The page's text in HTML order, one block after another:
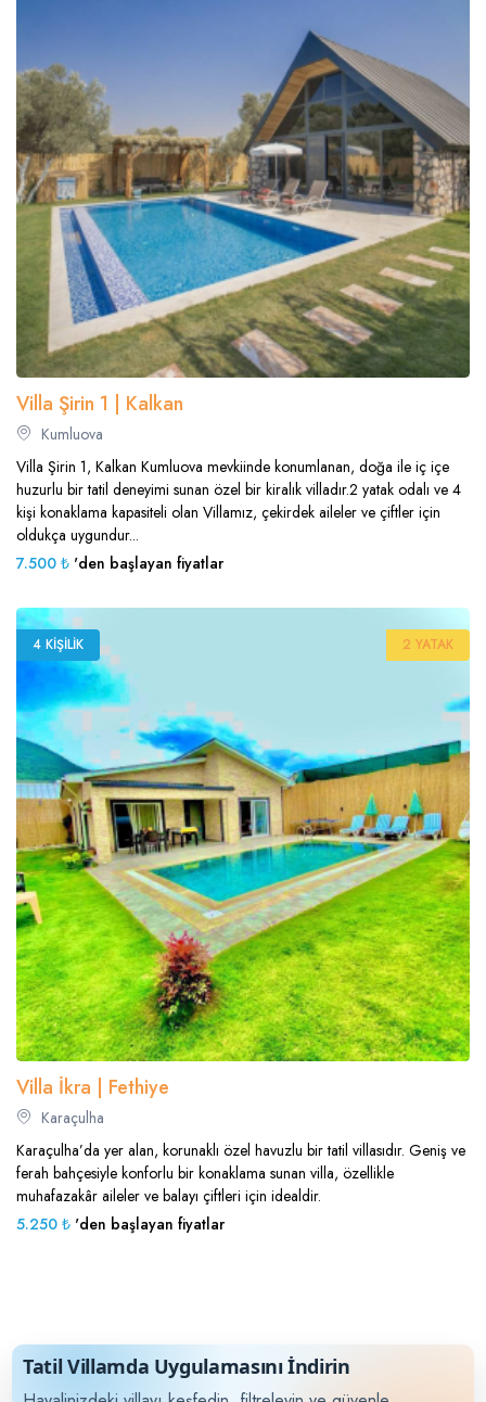
Villa Şirin 1 | Kalkan
Kumluova
Villa Şirin 1, Kalkan Kumluova mevkiinde konumlanan, doğa ile iç içe
huzurlu bir tatil deneyimi sunan özel bir kiralık villadır.2 yatak odalı ve 4
kişi konaklama kapasiteli olan Villamız, çekirdek aileler ve çiftler için
oldukça uygundur...
7.500 ₺ 'den başlayan fiyatlar
4 KIŞILIK 2 YATAK
Villa İkra | Fethiye
Karaçulha
Karaçulha’da yer alan, korunaklı özel havuzlu bir tatil villasıdır. Geniş ve
ferah bahçesiyle konforlu bir konaklama sunan villa, özellikle
muhafazakâr aileler ve balayı çiftleri için idealdir.
5.250 ₺ 'den başlayan fiyatlar
Tatil Villamda Uygulamasını İndirin